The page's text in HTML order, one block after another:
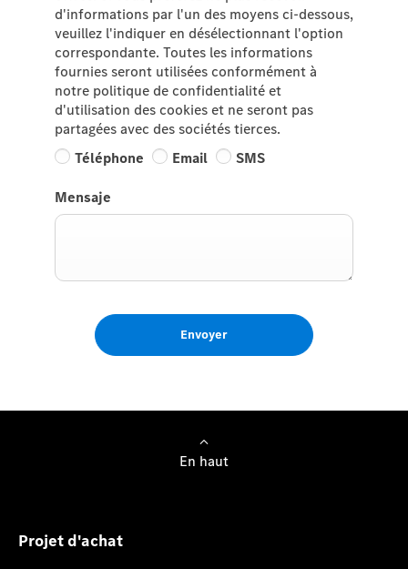
d'informations par l'un des moyens ci-dessous,
veuillez l'indiquer en désélectionnant l'option
correspondante. Toutes les informations
fournies seront utilisées conformément à
notre politique de confidentialité et
d'utilisation des cookies et ne seront pas
partagées avec des sociétés tierces.
Téléphone
Email SMS
Mensaje
Envoyer
En haut
Projet d'achat